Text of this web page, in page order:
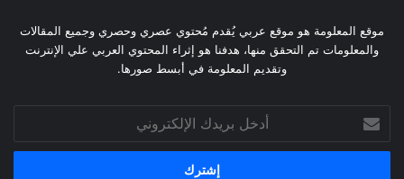
موقع المعلومة هو موقع عربي يُقدم مُحتوي عصري وحصري وجميع المقالات
والمعلومات تم التحقق منها، هدفنا هو إثراء المحتوي العربي علي الإنترنت
وتقديم المعلومة في أبسط صورها.
بريدك
الإلكتروني